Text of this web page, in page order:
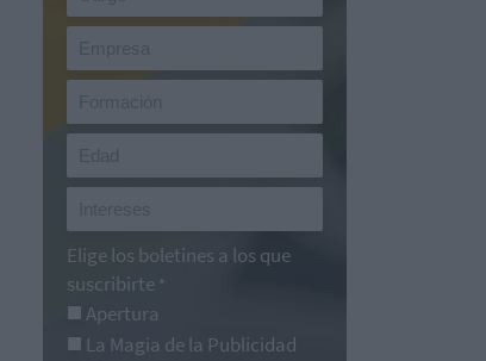
Elige los boletines a los que
suscribirte *
Apertura
La Magia de la Publicidad